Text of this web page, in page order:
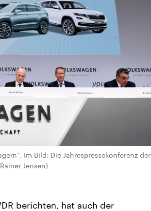
Im Bild: Die Jahrespressekonferenz der
Jensen)
berichten, hat auch der